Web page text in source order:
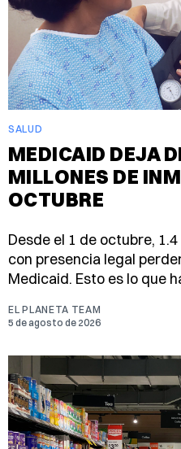
SALUD
MEDICAID DEJA
MILLONES DE
OCTUBRE
Desde el 1 de octubre,
con presencia legal
Medicaid. Esto es lo que
EL PLANETA TEAM
5 de agosto de 2026